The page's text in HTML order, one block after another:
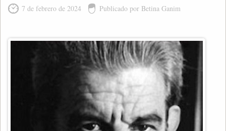
7 de febrero de 2024 Publicado por Betina Ganim